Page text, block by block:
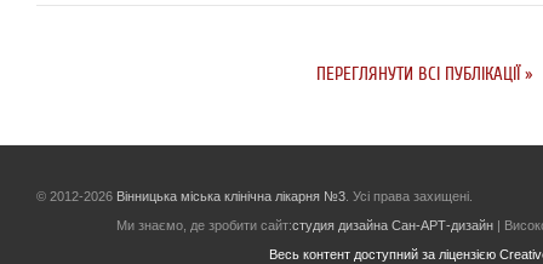
ПЕРЕГЛЯНУТИ ВСІ ПУБЛІКАЦІЇ »
© 2012-2026 Вінницька міська клінічна лікарня №3 . Усі права захищені.
Ми знаємо, де зробити сайт:студия дизайна Сан-АРТ-дизайн|
Весь контент доступний за ліцензією